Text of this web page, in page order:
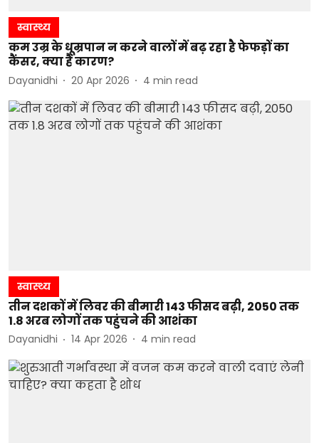
स्वास्थ्य
कम उम्र के धूम्रपान न करने वालों में बढ़ रहा है फेफड़ों का
कैंसर, क्या हैं कारण?
Dayanidhi 20 Apr 2026 4 min read
स्वास्थ्य
तीन दशकों में लिवर की बीमारी 143 फीसद बढ़ी, 2050 तक
1.8 अरब लोगों तक पहुंचने की आशंका
Dayanidhi 14 Apr 2026 4 min read